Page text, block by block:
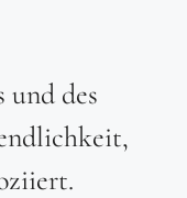
und des